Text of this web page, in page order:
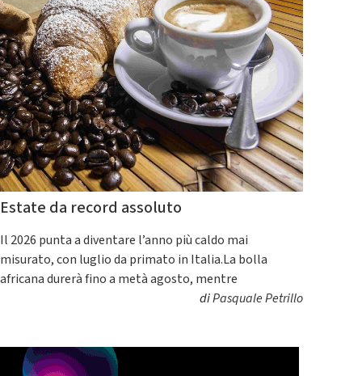
Estate da record assoluto
Il 2026 punta a diventare l’anno più caldo mai
misurato, con luglio da primato in Italia.La bolla
africana durerà fino a metà agosto, mentre
diPasquale Petrillo